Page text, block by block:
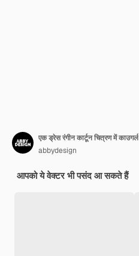
एक ड्रेस रंगीन कार्टून चित्रण में काउगर्ल
abbydesign
आपको ये वेक्टर भी पसंद आ सकते हैं